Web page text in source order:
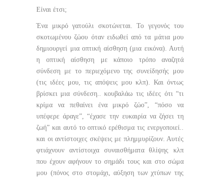
Είναι έτσι;
Ένα μικρό γατούλι σκοτώνεται. Το γεγονός του
σκοτωμένου ζώου όταν ειδωθεί από τα μάτια μου
δημιουργεί μια οπτική αίσθηση (μια εικόνα). Αυτή
η οπτική αίσθηση με κάποιο τρόπο αναζητά
σύνδεση με το περιεχόμενο της συνείδησής μου
(τις ιδέες μου, τις απόψεις μου κλπ). Και όντως
βρίσκει μια σύνδεση.. κουβαλάω τις ιδέες ότι “τι
κρίμα να πεθαίνει ένα μικρό ζώο”, “πόσο να
υπέφερε άραγε”, “έχασε την ευκαιρία να ζήσει τη
ζωή” και αυτό το οπτικό ερέθισμα τις ενεργοποιεί..
και οι αντίστοιχες σκέψεις με πλημμυρίζουν. Αυτές
φτιάχνουν αντίστοιχα συναισθήματα θλίψης κλπ
που έχουν αφήνουν το σημάδι τους και στο σώμα
μου (πόνος στο στομάχι, αύξηση των χτύπων της